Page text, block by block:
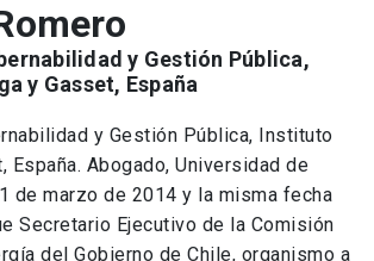
y Gestión Pública,
y Gasset, España
y Gestión Pública, Instituto
España. Abogado, Universidad de
de marzo de 2014 y la misma fecha
Secretario Ejecutivo de la Comisión
del Gobierno de Chile, organismo a